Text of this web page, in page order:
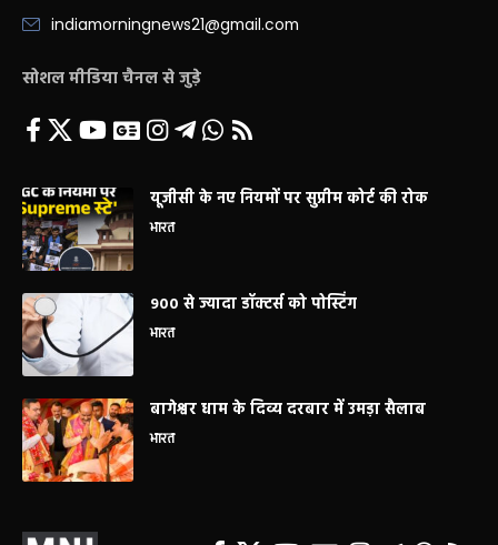
indiamorningnews21@gmail.com
सोशल मीडिया चैनल से जुड़े
यूजीसी के नए नियमों पर सुप्रीम कोर्ट की रोक
भारत
900 से ज्यादा डॉक्टर्स को पोस्टिंग
भारत
बागेश्वर धाम के दिव्य दरबार में उमड़ा सैलाब
भारत